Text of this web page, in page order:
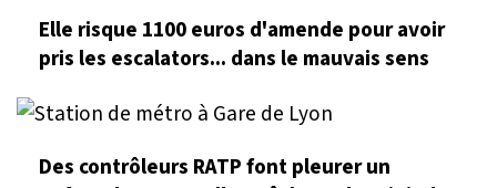
Elle risque 1100 euros d'amende pour avoir
pris les escalators... dans le mauvais sens
Des contrôleurs RATP font pleurer un